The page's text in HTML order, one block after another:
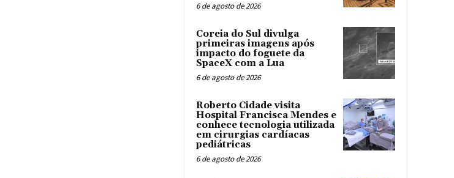
6 de agosto de 2026
Coreia do Sul divulga
primeiras imagens após
impacto do foguete da
SpaceX com a Lua
6 de agosto de 2026
Roberto Cidade visita
Hospital Francisca Mendes e
conhece tecnologia utilizada
em cirurgias cardíacas
pediátricas
6 de agosto de 2026